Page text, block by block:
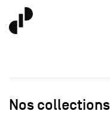
Nos collections